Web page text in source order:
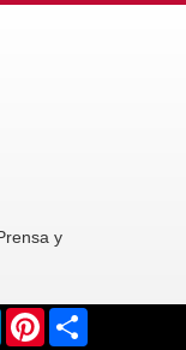
y
LinkedInPinterest